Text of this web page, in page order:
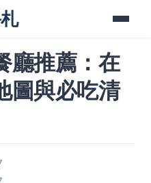
廳推薦：在
圖與必吃清